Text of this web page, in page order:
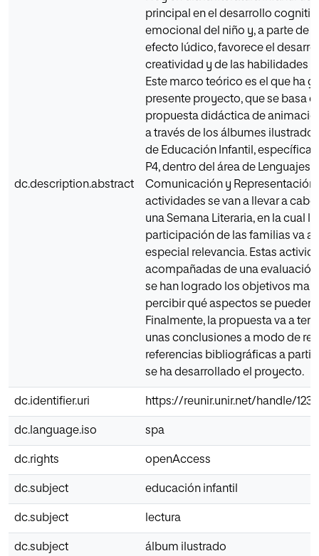
dc.description.abstract
principal en el desarrollo
emocional del niño y, a parte de
efecto lúdico, favorece el
creatividad y de las habilidades
Este marco teórico es el que ha
presente proyecto, que se basa
propuesta didáctica de
a través de los álbumes
de Educación Infantil,
P4, dentro del área de Lenguajes,
Comunicación y Representación.
actividades se van a llevar a
una Semana Literaria, en la cual la
participación de las familias va a
especial relevancia. Estas
acompañadas de una evaluación
se han logrado los objetivos
percibir qué aspectos se pueden
Finalmente, la propuesta va a
unas conclusiones a modo de
referencias bibliográficas a partir
se ha desarrollado el proyecto.
dc.identifier.uri https://reunir.unir.net/handle/
dc.language.iso spa
dc.rights openAccess
dc.subject educación infantil
dc.subject lectura
dc.subject álbum ilustrado